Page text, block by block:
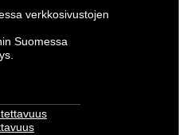
verkkosivustojen
Suomessa